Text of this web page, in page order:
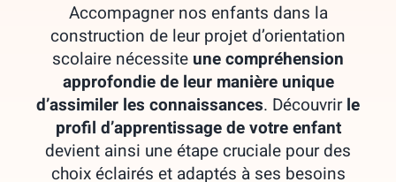
Accompagner nos enfants dans la
construction de leur projet d’orientation
scolaire nécessite une compréhension
approfondie de leur manière unique
d’assimiler les connaissances. Découvrirle
profil d’apprentissage de votre enfant
devient ainsi une étape cruciale pour des
choix éclairés et adaptés à ses besoins